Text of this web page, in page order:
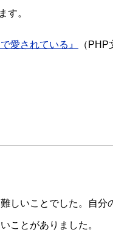
す。
愛されている』 （
しいことでした。自分
ことがありました。